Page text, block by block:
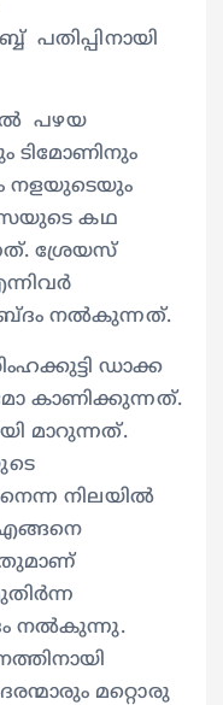
പതിപ്പിനായി
പഴയ
ടിമോണിനും
നളയുടെയും
കഥ
ശ്രേയസ്
നൽകുന്നത്.
ഡാക്ക
കാണിക്കുന്നത്.‍
മാറുന്നത്.
നിലയിൽ
നൽകുന്നു.
മറ്റൊരു